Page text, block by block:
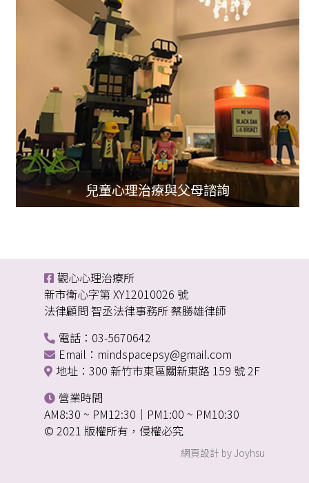
兒童心理治療與父母諮詢
觀心心理治療所
新市衛心字第 XY12010026 號
法律顧問 智丞法律事務所 蔡勝雄律師
電話：03-5670642
Email：mindspacepsy@gmail.com
地址：300 新竹市東區關新東路 159 號 2F
營業時間
AM8:30 ~ PM12:30｜PM1:00 ~ PM10:30
© 2021 版權所有，侵權必究
網頁設計 by Joyhsu